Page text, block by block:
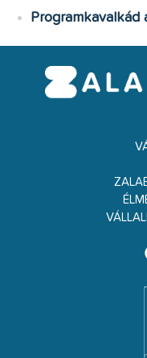
Programkavalkád